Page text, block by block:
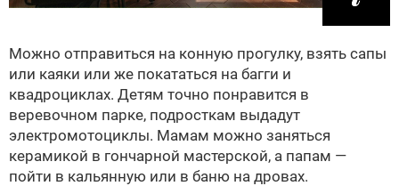
Можно отправиться на конную прогулку, взять сапы
или каяки или же покататься на багги и
квадроциклах. Детям точно понравится в
веревочном парке, подросткам выдадут
электромотоциклы. Мамам можно заняться
керамикой в гончарной мастерской, а папам —
пойти в кальянную или в баню на дровах.